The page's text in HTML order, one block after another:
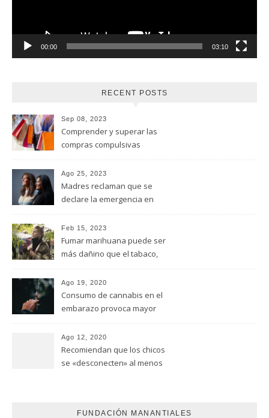
00:00 03:10
RECENT POSTS
Sep 08, 2023
Comprender y superar las
compras compulsivas
Ago 25, 2023
Madres reclaman que se
declare la emergencia en
Feb 15, 2023
Fumar marihuana puede ser
más dañino que el tabaco,
Universidad de Ottawa
Ago 19, 2020
Consumo de cannabis en el
embarazo provoca mayor
(FUNDACION MANANTIALES)
Ago 12, 2020
Recomiendan que los chicos
se «desconecten» al menos
FUNDACIÓN MANANTIALES